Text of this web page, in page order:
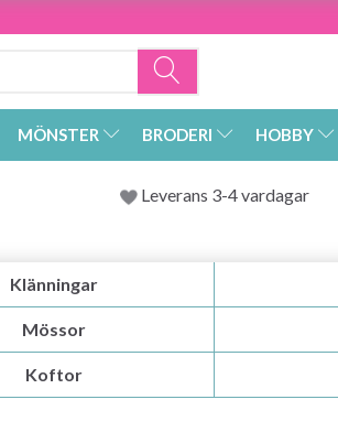
MÖNSTER BRODERI HOBBY
Leverans 3-4 vardagar
Klänningar
Mössor
Koftor